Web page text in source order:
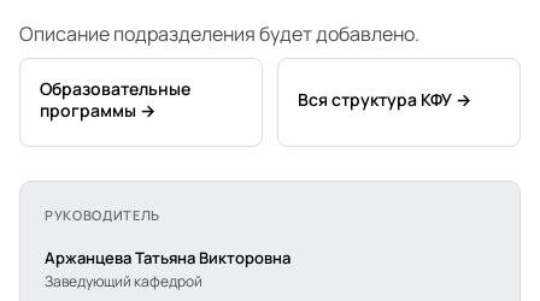
Описание подразделения будет добавлено.
Образовательные
программы →
Вся структура КФУ →
РУКОВОДИТЕЛЬ
Аржанцева Татьяна Викторовна
Заведующий кафедрой